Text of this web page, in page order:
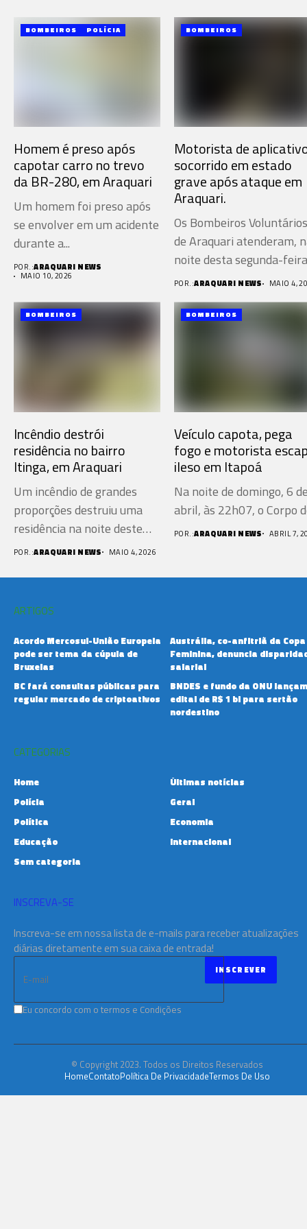
BOMBEIROS POLÍCIA
Homem é preso após
capotar carro no trevo
da BR-280, em Araquari
Um homem foi preso após
se envolver em um acidente
durante a...
POR.:ARAQUARI NEWS
MAIO 10, 2026
BOMBEIROS
Motorista de
socorrido em estado
grave após ataque em
Araquari.
Os Bombeiros Voluntários
de Araquari atenderam,
noite desta segunda-feira
(4), uma...
POR.:ARAQUARI NEWS MAIO 4,
BOMBEIROS
Incêndio destrói
residência no bairro
Itinga, em Araquari
Um incêndio de grandes
proporções destruiu uma
residência na noite deste
domingo...
POR.:ARAQUARI NEWS MAIO 4, 2026
BOMBEIROS
Veículo capota, pega
fogo e motorista
ileso em Itapoá
Na noite de domingo, 6
abril, às 22h07, o Corpo
POR.:ARAQUARI NEWS ABRIL 7,
ARTIGOS
Acordo Mercosul-União Europeia
pode ser tema da cúpula de
Bruxelas
Austrália, co-anfitriã da Copa
Feminina, denuncia
salarial
BC fará consultas públicas para
regular mercado de criptoativos
BNDES e fundo da ONU lançam
edital de R$ 1 bi para sertão
nordestino
CATEGORIAS
Home
Últimas notícias
Polícia
Geral
Política
Economia
Educação
Internacional
Sem categoria
INSCREVA-SE
Inscreva-se em nossa lista de e-mails para receber atualizações
diárias diretamente em sua caixa de entrada!
Eu concordo com o termos e Condições
© Copyright 2023. Todos os Direitos Reservados
HomeContatoPolítica De PrivacidadeTermos De Uso